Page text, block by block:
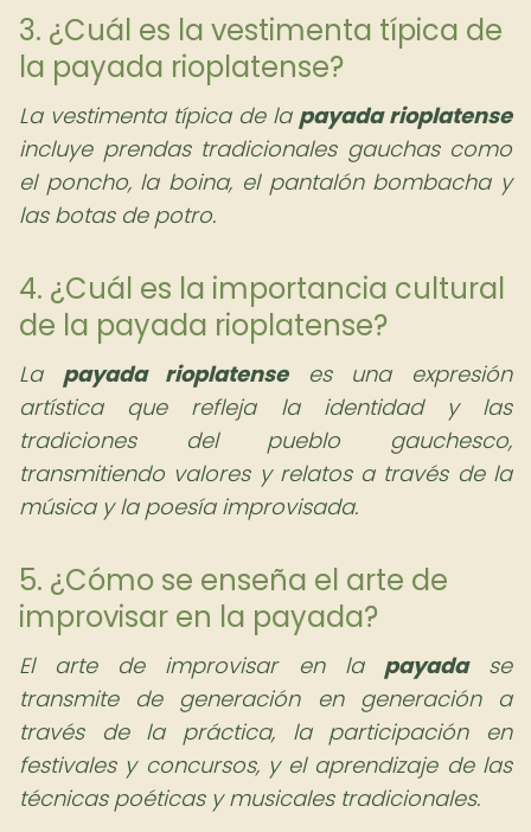
3. ¿Cuál es la vestimenta típica de
la payada rioplatense?
La vestimenta típica de la payada rioplatense
incluye prendas tradicionales gauchas como
el poncho, la boina, el pantalón bombacha y
las botas de potro.
4. ¿Cuál es la importancia cultural
de la payada rioplatense?
La payada rioplatensees una expresión
artística que refleja la identidad y las
tradiciones del pueblo gauchesco,
transmitiendo valores y relatos a través de la
música y la poesía improvisada.
5. ¿Cómo se enseña el arte de
improvisar en la payada?
El arte de improvisar en la payadase
transmite de generación en generación a
través de la práctica, la participación en
festivales y concursos, y el aprendizaje de las
técnicas poéticas y musicales tradicionales.